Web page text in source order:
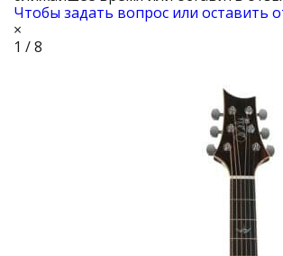
Чтобы задать вопрос или оставить
×
1 / 8